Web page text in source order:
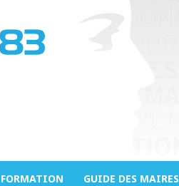
FORMATION GUIDE DES MAIRES